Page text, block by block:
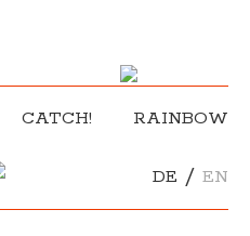
CATCH! RAINBOW
DE / EN